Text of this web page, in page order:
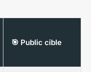
🎯 Public cible